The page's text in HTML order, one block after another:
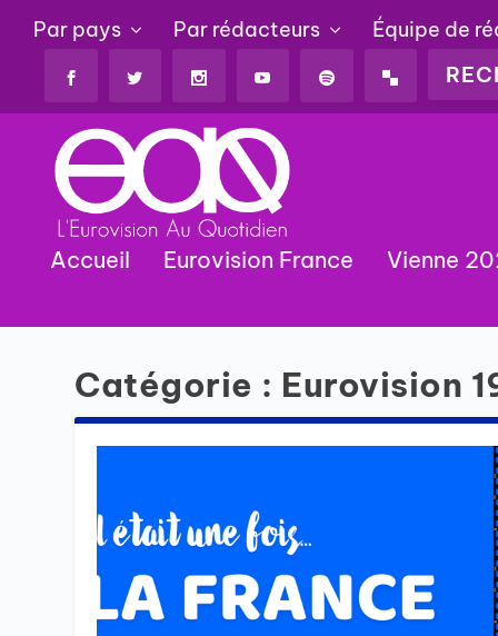
Par pays Par rédacteurs Équipe de
Accueil Eurovision France Vienne
Catégorie : Eurovision